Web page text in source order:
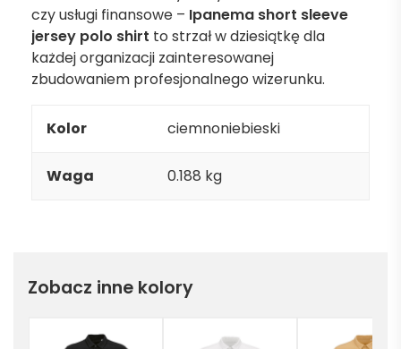
czy usługi finansowe – Ipanema short sleeve
jersey polo shirt to strzał w dziesiątkę dla
każdej organizacji zainteresowanej
zbudowaniem profesjonalnego wizerunku.
Kolor ciemnoniebieski
Waga 0.188 kg
Zobacz inne kolory